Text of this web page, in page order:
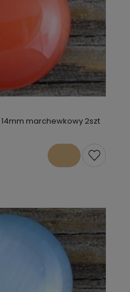
14mm marchewkowy 2szt